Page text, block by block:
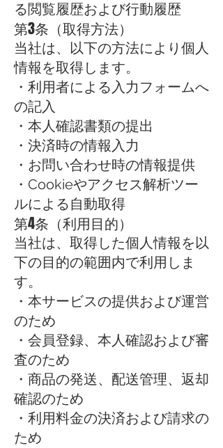
る閲覧履歴および行動履歴
第3条（取得方法）
当社は、以下の方法により個人
情報を取得します。
・利用者による入力フォームへ
の記入
・本人確認書類の提出
・決済時の情報入力
・お問い合わせ時の情報提供
・Cookieやアクセス解析ツー
ルによる自動取得
第4条（利用目的）
当社は、取得した個人情報を以
下の目的の範囲内で利用しま
す。
・本サービスの提供および運営
のため
・会員登録、本人確認および審
査のため
・商品の発送、配送管理、返却
確認のため
・利用料金の決済および請求の
ため